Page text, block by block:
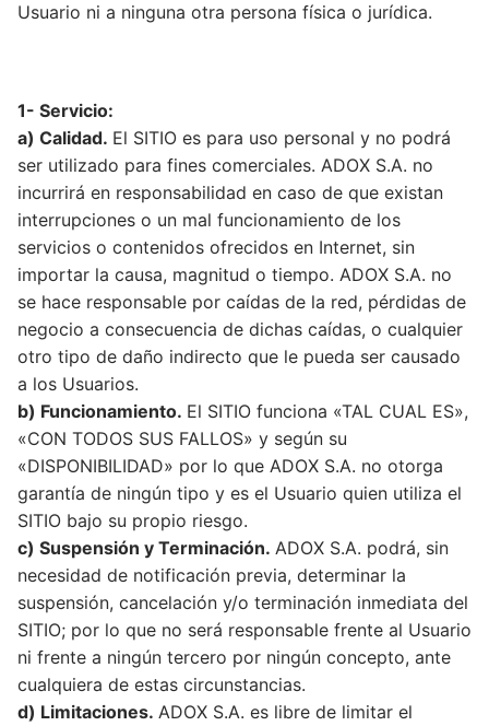
Tutoriales
Usuario ni a ninguna otra persona física o jurídica.
1- Servicio:
a) Calidad. El SITIO es para uso personal y no podrá
ser utilizado para fines comerciales. ADOX S.A. no
incurrirá en responsabilidad en caso de que existan
interrupciones o un mal funcionamiento de los
servicios o contenidos ofrecidos en Internet, sin
importar la causa, magnitud o tiempo. ADOX S.A. no
se hace responsable por caídas de la red, pérdidas de
negocio a consecuencia de dichas caídas, o cualquier
otro tipo de daño indirecto que le pueda ser causado
a los Usuarios.
b) Funcionamiento. El SITIO funciona «TAL CUAL ES»,
«CON TODOS SUS FALLOS» y según su
«DISPONIBILIDAD» por lo que ADOX S.A. no otorga
garantía de ningún tipo y es el Usuario quien utiliza el
SITIO bajo su propio riesgo.
c) Suspensión y Terminación. ADOX S.A. podrá, sin
necesidad de notificación previa, determinar la
suspensión, cancelación y/o terminación inmediata del
SITIO; por lo que no será responsable frente al Usuario
ni frente a ningún tercero por ningún concepto, ante
cualquiera de estas circunstancias.
d) Limitaciones. ADOX S.A. es libre de limitar el